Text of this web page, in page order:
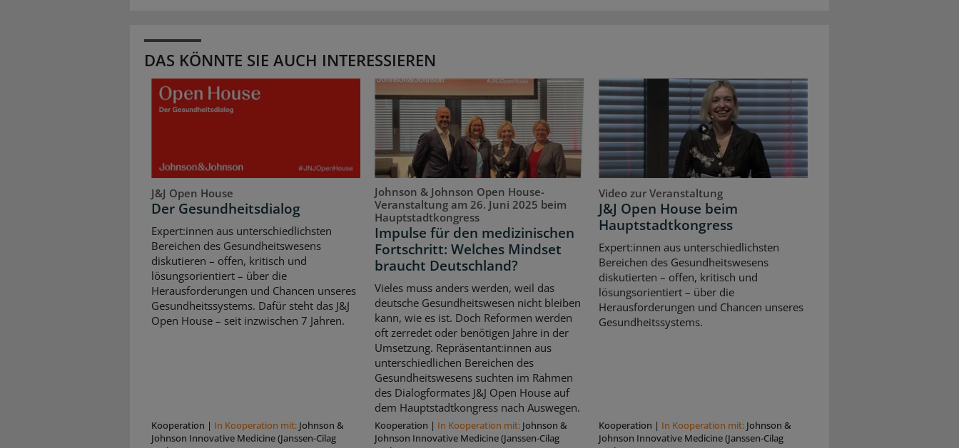
DAS KÖNNTE SIE AUCH INTERESSIEREN
J&J Open House
Der Gesundheitsdialog
Expert:innen aus unterschiedlichsten
Bereichen des Gesundheitswesens
diskutieren – offen, kritisch und
lösungsorientiert – über die
Herausforderungen und Chancen unseres
Gesundheitssystems. Dafür steht das J&J
Open House – seit inzwischen 7 Jahren.
Kooperation | In Kooperation mit: Johnson &
Johnson Innovative Medicine (Janssen-Cilag
Johnson & Johnson Open House-
Veranstaltung am 26. Juni 2025 beim
Hauptstadtkongress
Impulse für den medizinischen
Fortschritt: Welches Mindset
braucht Deutschland?
Vieles muss anders werden, weil das
deutsche Gesundheitswesen nicht bleiben
kann, wie es ist. Doch Reformen werden
oft zerredet oder benötigen Jahre in der
Umsetzung. Repräsentant:innen aus
unterschiedlichen Bereichen des
Gesundheitswesens suchten im Rahmen
des Dialogformates J&J Open House auf
dem Hauptstadtkongress nach Auswegen.
Kooperation | In Kooperation mit: Johnson &
Johnson Innovative Medicine (Janssen-Cilag
Video zur Veranstaltung
J&J Open House beim
Hauptstadtkongress
Expert:innen aus unterschiedlichsten
Bereichen des Gesundheitswesens
diskutierten – offen, kritisch und
lösungsorientiert – über die
Herausforderungen und Chancen unseres
Gesundheitssystems.
Kooperation | In Kooperation mit: Johnson &
Johnson Innovative Medicine (Janssen-Cilag